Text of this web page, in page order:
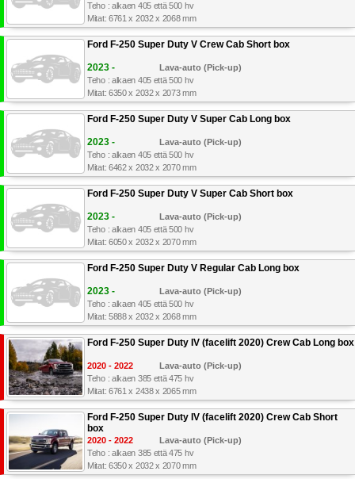
Teho : alkaen 405 että 500 hv
Mitat: 6761 x 2032 x 2068 mm
Ford F-250 Super Duty V Crew Cab Short box
2023 -
Lava-auto (Pick-up)
Teho : alkaen 405 että 500 hv
Mitat: 6350 x 2032 x 2073 mm
Ford F-250 Super Duty V Super Cab Long box
2023 -
Lava-auto (Pick-up)
Teho : alkaen 405 että 500 hv
Mitat: 6462 x 2032 x 2070 mm
Ford F-250 Super Duty V Super Cab Short box
2023 -
Lava-auto (Pick-up)
Teho : alkaen 405 että 500 hv
Mitat: 6050 x 2032 x 2070 mm
Ford F-250 Super Duty V Regular Cab Long box
2023 -
Lava-auto (Pick-up)
Teho : alkaen 405 että 500 hv
Mitat: 5888 x 2032 x 2068 mm
Ford F-250 Super Duty IV (facelift 2020) Crew Cab Long box
2020 - 2022
Lava-auto (Pick-up)
Teho : alkaen 385 että 475 hv
Mitat: 6761 x 2438 x 2065 mm
Ford F-250 Super Duty IV (facelift 2020) Crew Cab Short
box
2020 - 2022
Lava-auto (Pick-up)
Teho : alkaen 385 että 475 hv
Mitat: 6350 x 2032 x 2070 mm